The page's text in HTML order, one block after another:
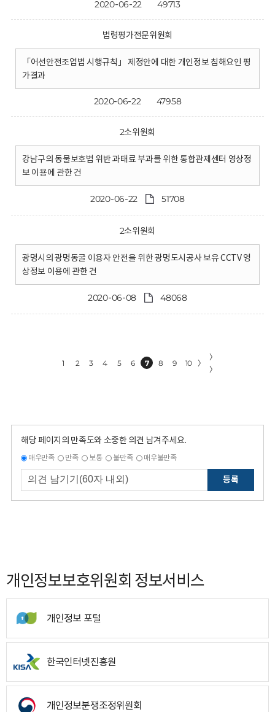
2020-06-22 49713
법령평가전문위원회
「어선안전조업법 시행규칙」 제정안에 대한 개인정보 침해요인 평
가결과
2020-06-22 47958
2소위원회
강남구의 동물보호법 위반 과태료 부과를 위한 통합관제센터 영상정
보 이용에 관한 건
2020-06-22 51708
2소위원회
광명시의 광명동굴 이용자 안전을 위한 광명도시공사 보유 CCTV 영
상정보 이용에 관한 건
2020-06-08 48068
1 2 3 4 5 6 7 8 9 10 〉
〉
〉
해당 페이지의 만족도와 소중한 의견 남겨주세요.
매우만족 만족 보통 불만족 매우불만족
등록
개인정보보호위원회 정보서비스
개인정보 포털
한국인터넷진흥원
개인정보분쟁조정위원회